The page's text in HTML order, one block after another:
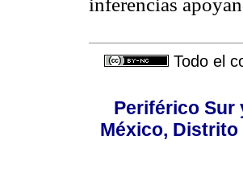
inferencias
Todo el
Periférico Sur
México, Distrito